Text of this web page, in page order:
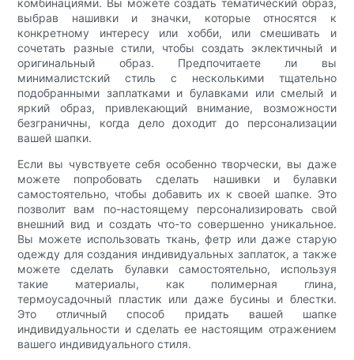
комбинациями. Вы можете создать тематический образ,
выбрав нашивки и значки, которые относятся к
конкретному интересу или хобби, или смешивать и
сочетать разные стили, чтобы создать эклектичный и
оригинальный образ. Предпочитаете ли вы
минималистский стиль с несколькими тщательно
подобранными заплатками и булавками или смелый и
яркий образ, привлекающий внимание, возможности
безграничны, когда дело доходит до персонализации
вашей шапки.
Если вы чувствуете себя особенно творчески, вы даже
можете попробовать сделать нашивки и булавки
самостоятельно, чтобы добавить их к своей шапке. Это
позволит вам по-настоящему персонализировать свой
внешний вид и создать что-то совершенно уникальное.
Вы можете использовать ткань, фетр или даже старую
одежду для создания индивидуальных заплаток, а также
можете сделать булавки самостоятельно, используя
такие материалы, как полимерная глина,
термоусадочный пластик или даже бусины и блестки.
Это отличный способ придать вашей шапке
индивидуальности и сделать ее настоящим отражением
вашего индивидуального стиля.